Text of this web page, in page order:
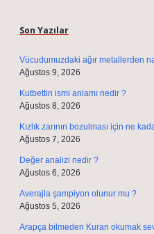
Son Yazılar
Vücudumuzdaki ağır metallerden
Ağustos 9, 2026
Kutbettin ismi anlamı nedir ?
Ağustos 8, 2026
Kızlık zarının bozulması için ne
Ağustos 7, 2026
Değer analizi nedir ?
Ağustos 6, 2026
Averajla şampiyon olunur mu ?
Ağustos 5, 2026
Arapça bilmeden Kuran okumak